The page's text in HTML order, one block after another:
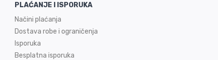
PLAĆANJE I ISPORUKA
Načini plaćanja
Dostava robe i ograničenja
Isporuka
Besplatna isporuka